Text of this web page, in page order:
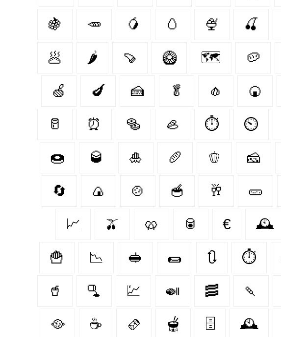
🍇 🥕 🥭 🥚 🍨 🍒
🥟 🌶️ 🍠 🥝 🗺 🥔
🍏 🍆 🍰 🥬 🧄 🍘
🥛 ⏰ 🥯 🦪 ⏱ ⏲️
🍩 🥃 🎍 🥖 🫑 🧀
🔄 🍙 🍲 🥣 🥂 🥒
📈 🫒 🥨 🥫 € 🕰️
🍟 📉 🥪 🌯 🔃 ⏱️
🥤 🫗 💹 🍛 🥓 🍡
🥘 ☕ 🫔 🫕 🗄️ 🕰